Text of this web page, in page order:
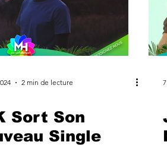
2 min de lecture
Sort Son
Single